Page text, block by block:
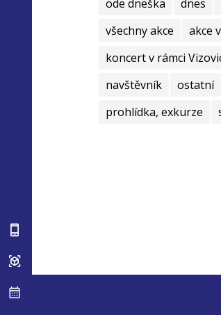
ode dneška dnes
všechny akce
akce
koncert v rámci
navštěvník
ostatní
prohlídka, exkurze